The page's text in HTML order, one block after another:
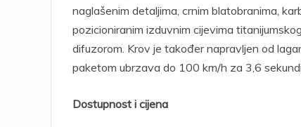
naglašenim detaljima, crnim blatobranima,
pozicioniranim izduvnim cijevima
difuzorom. Krov je također napravljen od
paketom ubrzava do 100 km/h za 3,6
Dostupnost i cijena